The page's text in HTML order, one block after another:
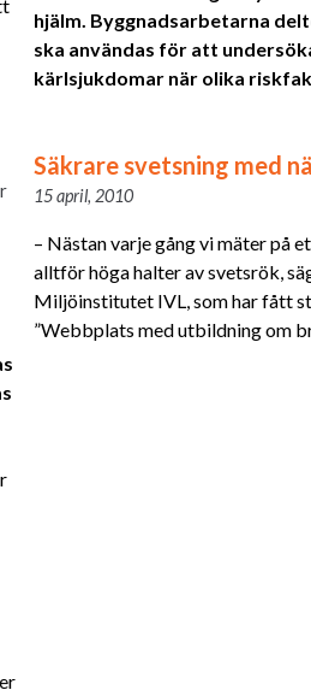
hjälm. Byggnadsarbetarna
ska användas för att
kärlsjukdomar när olika
Säkrare svetsning med
15 april, 2010
– Nästan varje gång vi mäter på
alltför höga halter av svetsrök,
Miljöinstitutet IVL, som har fått
”Webbplats med utbildning om